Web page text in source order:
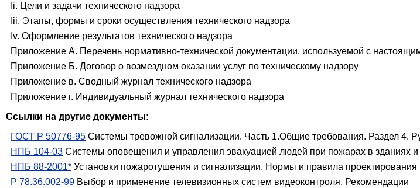
Ii. Цели и задачи технического надзора
Iii. Этапы, формы и сроки осуществления технического надзора
Iv. Оформление результатов технического надзора
Приложение А. Перечень нормативно-технической документации, используемой с
Приложение Б. Договор о возмездном оказании услуг по техническому надзору
Приложение в. Сводный журнал технического надзора
Приложение г. Индивидуальный журнал технического надзора
Ссылки на другие документы:
ГОСТ Р 50776-95 Системы тревожной сигнализации. Часть 1.Общие требования. Раздел 4.
НПБ 104-03 Системы оповещения и управления эвакуацией людей при пожарах в зданиях
НПБ 88-2001* Установки пожаротушения и сигнализации. Нормы и правила проектирования
Р 78.36.002-99 Выбор и применение телевизионных систем видеоконтроля. Рекомендации